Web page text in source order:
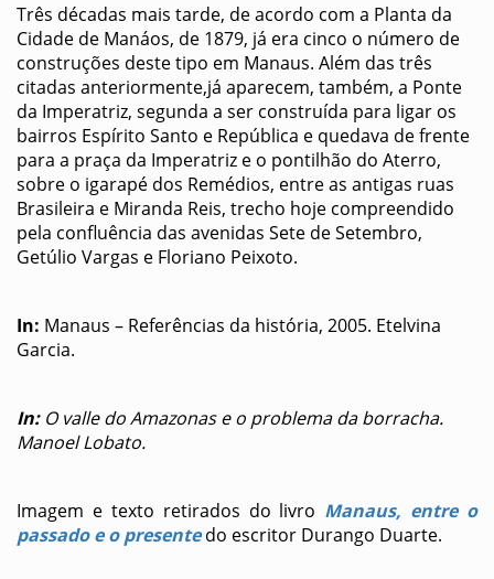
Três décadas mais tarde, de acordo com a Planta da
Cidade de Manáos, de 1879, já era cinco o número de
construções deste tipo em Manaus. Além das três
citadas anteriormente,já aparecem, também, a Ponte
da Imperatriz, segunda a ser construída para ligar os
bairros Espírito Santo e República e quedava de frente
para a praça da Imperatriz e o pontilhão do Aterro,
sobre o igarapé dos Remédios, entre as antigas ruas
Brasileira e Miranda Reis, trecho hoje compreendido
pela confluência das avenidas Sete de Setembro,
Getúlio Vargas e Floriano Peixoto.
In: Manaus – Referências da história, 2005. Etelvina
Garcia.
In:O valle do Amazonas e o problema da borracha.
Manoel Lobato.
Imagem e texto retirados do livro Manaus, entre o
passado e o presentedo escritor Durango Duarte.